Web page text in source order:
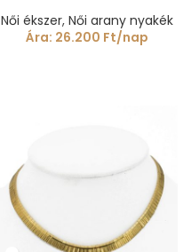
Női ékszer, Női arany nyakék
Ára: 26.200 Ft/nap